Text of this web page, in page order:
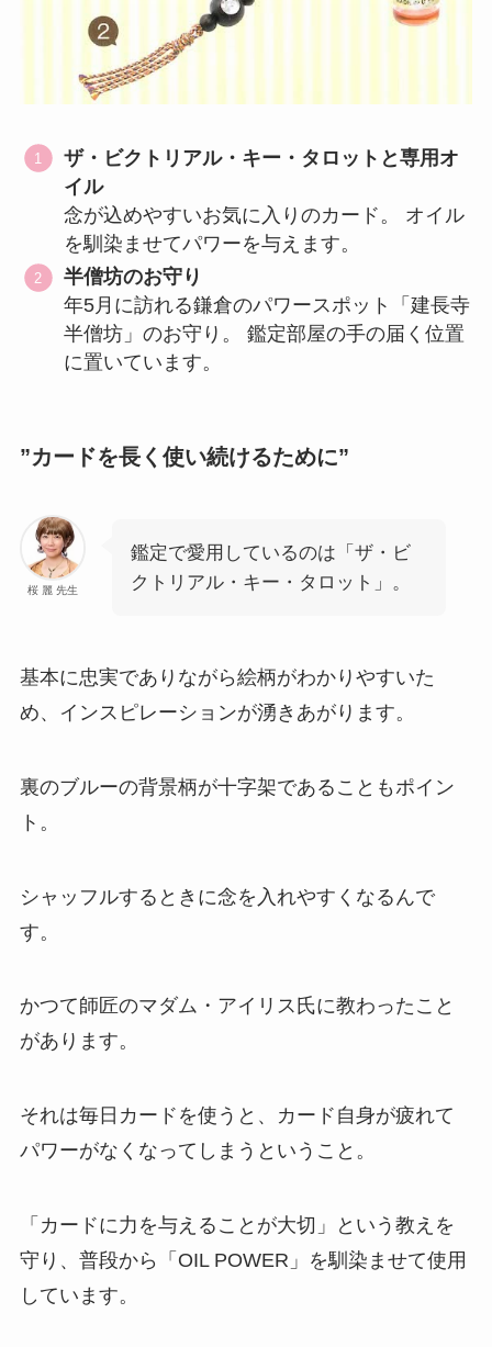
ザ・ビクトリアル・キー・タロットと専用オ
イル
念が込めやすいお気に入りのカード。 オイル
を馴染ませてパワーを与えます。
半僧坊のお守り
年5月に訪れる鎌倉のパワースポット「建長寺
半僧坊」のお守り。 鑑定部屋の手の届く位置
に置いています。
”カードを長く使い続けるために”
桜 麗 先生
鑑定で愛用しているのは「ザ・ビ
クトリアル・キー・タロット」。
基本に忠実でありながら絵柄がわかりやすいた
め、インスピレーションが湧きあがります。
裏のブルーの背景柄が十字架であることもポイン
ト。
シャッフルするときに念を入れやすくなるんで
す。
かつて師匠のマダム・アイリス氏に教わったこと
があります。
それは毎日カードを使うと、カード自身が疲れて
パワーがなくなってしまうということ。
「カードに力を与えることが大切」という教えを
守り、普段から「OIL POWER」を馴染ませて使用
しています。